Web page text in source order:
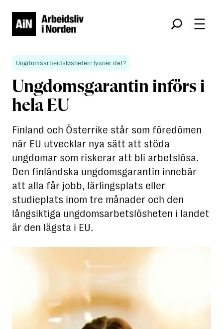
Søk
Ungdomsarbeidsløsheten: lysner det?
Ungdomsgarantin införs i
hela EU
Finland och Österrike står som föredömen
när EU utvecklar nya sätt att stöda
ungdomar som riskerar att bli arbetslösa.
Den finländska ungdomsgarantin innebär
att alla får jobb, lärlingsplats eller
studieplats inom tre månader och den
långsiktiga ungdomsarbetslösheten i landet
är den lägsta i EU.